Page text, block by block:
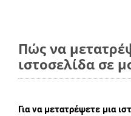
Πώς να
ιστοσελίδα σε
Για να μετατρέψετε μια